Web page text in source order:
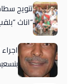
تتويج
“اناث